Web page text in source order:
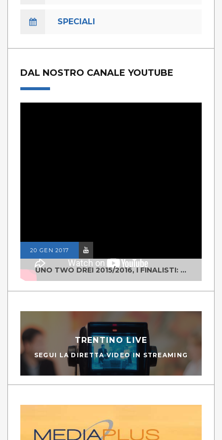
SPECIALI
DAL NOSTRO CANALE YOUTUBE
20 GEN 2017
UNO TWO DREI 2015/2016, I FINALISTI: CLASSE IV ALS ISTITUTO "DEGASPERI" BORGO VALSUGANA
TRENTINO LIVE
SEGUI LA DIRETTA VIDEO IN STREAMING